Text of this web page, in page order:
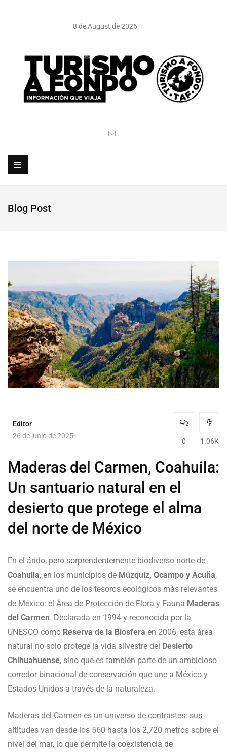
8 de August de 2026
Blog Post
Editor
26 de junio de 2025
0 1.06K
Maderas del Carmen, Coahuila:
Un santuario natural en el
desierto que protege el alma
del norte de México
En el árido, pero sorprendentemente biodiverso norte de
Coahuila, en los municipios de Múzquiz, Ocampo y Acuña,
se encuentra uno de los tesoros ecológicos más relevantes
de México: el Área de Protección de Flora y Fauna Maderas
del Carmen. Declarada en 1994 y reconocida por la
UNESCO como Reserva de la Biosfera en 2006, esta área
natural no solo protege la vida silvestre del Desierto
Chihuahuense, sino que es también parte de un ambicioso
corredor binacional de conservación que une a México y
Estados Unidos a través de la naturaleza.
Maderas del Carmen es un universo de contrastes: sus
altitudes van desde los 560 hasta los 2,720 metros sobre el
nivel del mar, lo que permite la coexistencia de